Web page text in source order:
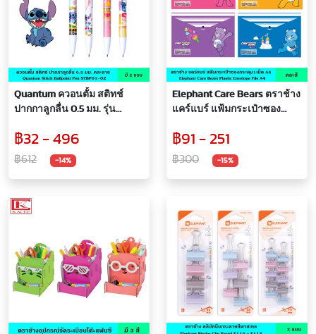
Quantum ควอนตั้ม สติทช์
ปากกาลูกลื่น 0.5 มม. รุ่น
ปากกา สีน้ำเงิน ลาย Stitch
ลิขสิทธิ์แท้ เส้นน้ำหมึกคมชัด
฿32 - 496
฿612 -14%
Elephant Care Bears ตราช้าง
แคร์แบร์ แฟ้มกระเป๋าซอง
ลาย กันน้ำ กันรอยขีดข่วน
หนา 180 ไมครอน พร้อม
กระดุมสำหรับเปิด-ปิด ลิขสิทธิ์
฿91 - 251
฿300 -15%